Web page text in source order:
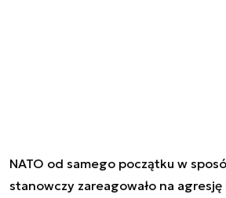
NATO od samego początku w
stanowczy zareagowało na